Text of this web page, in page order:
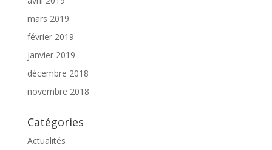
mars 2019
février 2019
janvier 2019
décembre 2018
novembre 2018
Catégories
Actualités